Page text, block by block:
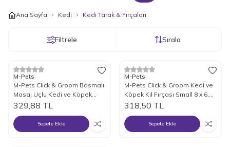
Ana Sayfa Kedi Kedi Tarak & Fırçaları
Filtrele Sırala
M-Pets
M-Pets Click & Groom Basmalı
Masaj Uçlu Kedi ve Köpek
Fırçası Small 8 x 6,5 x 5 cm
329,88 TL
Sepete Ekle
M-Pets
M-Pets Click & Groom Kedi ve
Köpek Kıl Fırçası Small 8 x 6,5
x 5 cm
318,50 TL
Sepete Ekle